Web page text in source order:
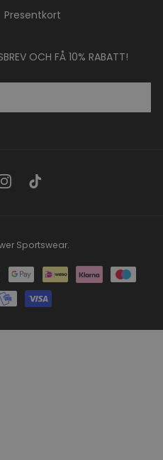
Presentkort
OCH FÅ 10% RABATT!
InstagramTikTok
Sportswear.